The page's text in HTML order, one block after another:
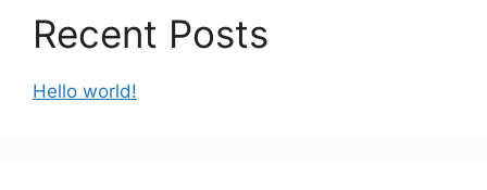
Recent Posts
Hello world!